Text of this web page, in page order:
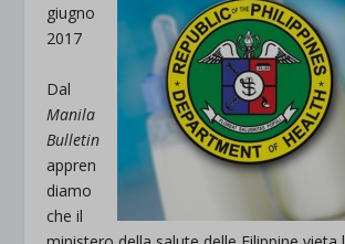
giugno
2017
Dal
Manila
Bulletin
appren
diamo
che il